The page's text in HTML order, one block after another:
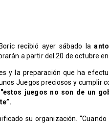
recibió ayer sábado la
a partir del 20 de octubre
y la preparación que ha
Juegos preciosos y cumplir
"estos juegos no son de un
su organización. “Cuando